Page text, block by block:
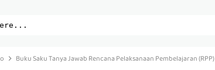
Buku Saku Tanya Jawab Rencana Pelaksanaan Pembelajaran (RPP)